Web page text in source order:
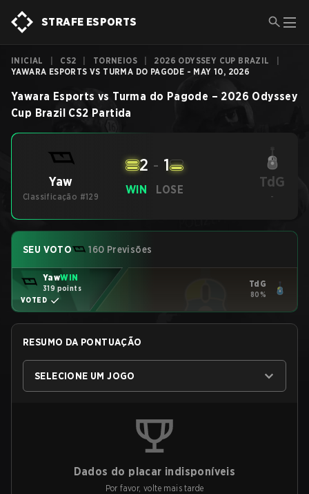
STRAFE ESPORTS
INICIAL CS2 TORNEIOS 2026 ODYSSEY CUP BRAZIL
YAWARA ESPORTS VS TURMA DO PAGODE - MAY 10, 2026
Yawara Esports vs Turma do Pagode – 2026 Odyssey
Cup Brazil CS2 Partida
Yaw
Classificação #129
WIN
2 - 1
LOSE TdG
-
SEU VOTO 160 Previsões
YawWIN
319 points
VOTED
TdG
80%
RESUMO DA PONTUAÇÃO
SELECIONE UM JOGO
Dados do placar indisponíveis
Por favor, volte mais tarde